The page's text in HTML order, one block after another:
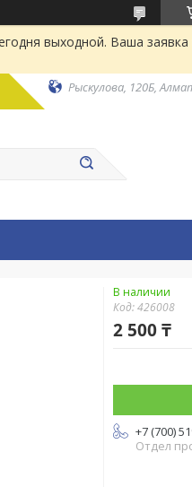
выходной. Ваша
Рыскулова, 120Б,
В наличии
Код:426008
2 500 ₸
+7 (700)
Отдел